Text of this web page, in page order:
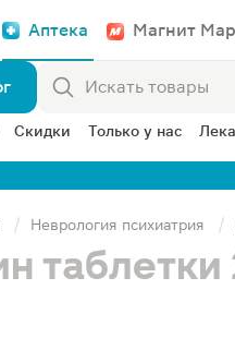
Аптека Магнит
Скидки Только у нас
Неврология психиатрия